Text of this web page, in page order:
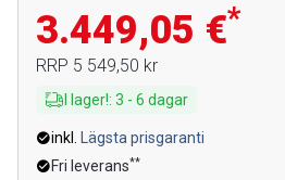
3.449,05 €*
RRP 5 549,50 kr
I lager!: 3 - 6 dagar
inkl.
Lägsta prisgaranti
Fri leverans**